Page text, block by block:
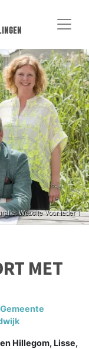
MET
Gemeente
Hillegom, Lisse,